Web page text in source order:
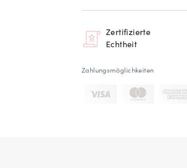
Zertifizierte
Echtheit
Zahlungsmöglichkeiten